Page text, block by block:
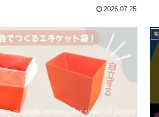
2026.07.25
箱